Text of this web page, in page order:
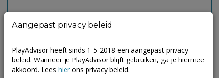
Aangepast privacy beleid
PlayAdvisor heeft sinds 1-5-2018 een aangepast privacy
beleid. Wanneer je PlayAdvisor blijft gebruiken, ga je hiermee
akkoord. Lees hier ons privacy beleid.